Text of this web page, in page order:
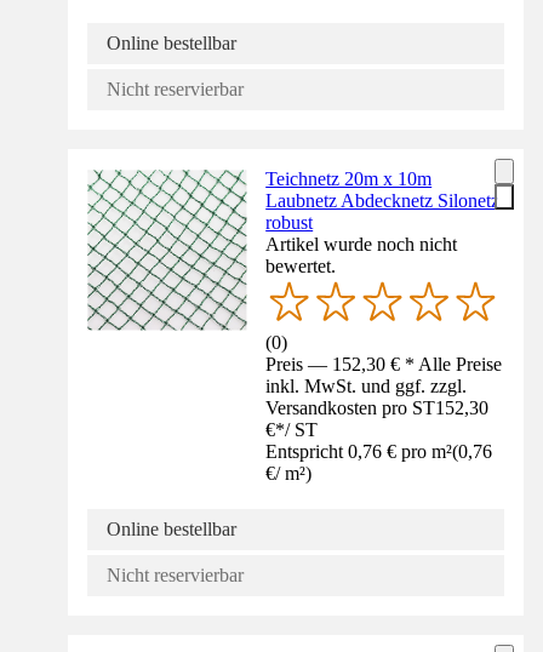
Online bestellbar
Nicht reservierbar
Teichnetz 20m x 10m
Laubnetz Abdecknetz Silonetz
robust
Artikel wurde noch nicht
bewertet.
(0)
Preis — 152,30 € * Alle Preise
inkl. MwSt. und ggf. zzgl.
Versandkosten pro ST152,30
€*/ ST
Entspricht 0,76 € pro m²(0,76
€/ m²)
Online bestellbar
Nicht reservierbar